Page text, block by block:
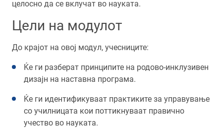
целосно да се вклучат во науката.
Цели на модулот
До крајот на овој модул, учесниците:
Ќе ги разберат принципите на родово-инклузивен
дизајн на наставна програма.
Ќе ги идентификуваат практиките за управување
со училницата кои поттикнуваат правично
учество во науката.